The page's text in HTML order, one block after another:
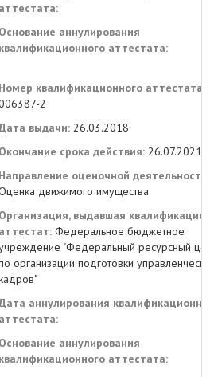
аттестата:
Основание аннулирования
квалификационного аттестата:
Номер квалификационного аттестата:
2
выдачи: 26.03.2018
Окончание срока действия: 26.07.2021
Направление оценочной деятельности:
движимого имущества
Организация, выдавшая
аттестат: Федеральное бюджетное
"Федеральный ресурсный
организации подготовки
аннулирования
аттестата:
Основание аннулирования
квалификационного аттестата: